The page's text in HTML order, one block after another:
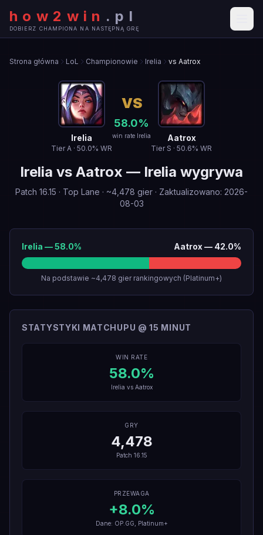
how2win . pl
DOBIERZ CHAMPIONA NA NASTĘPNĄ GRĘ
Strona główna LoL Championowie Irelia vs Aatrox
Irelia
TierA · 50.0% WR
VS
58.0%
win rate Irelia Aatrox
Tier S · 50.6% WR
Irelia vs Aatrox — Irelia wygrywa
Patch 16.15 · Top Lane · ~4,478 gier · Zaktualizowano: 2026-
08-03
Irelia —58.0% Aatrox — 42.0%
Na podstawie ~4,478 gier rankingowych (Platinum+)
STATYSTYKI MATCHUPU @ 15 MINUT
WIN RATE
58.0%
Irelia vs Aatrox
GRY
4,478
Patch 16.15
PRZEWAGA
+8.0%
Dane: OP.GG, Platinum+